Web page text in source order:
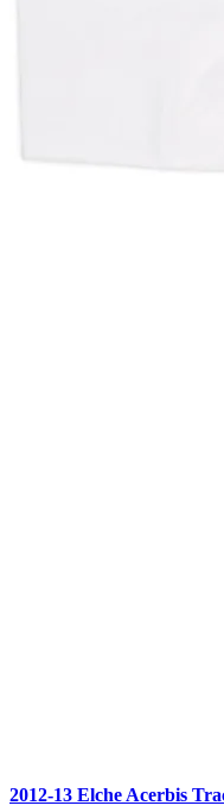
2012-13 Elche Acerbis